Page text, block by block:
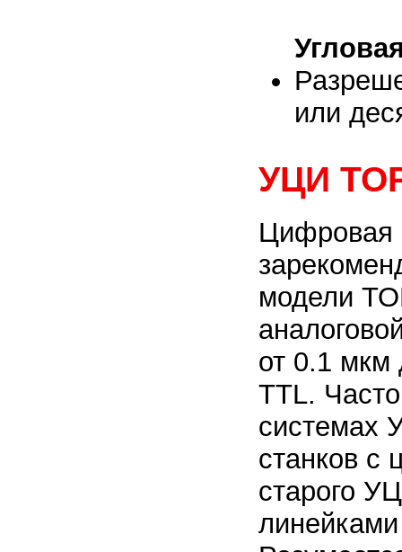
или
УЦИ
Цифровая
модели
от 0.1 мкм
TTL.
системах
станков с
старого
линейками